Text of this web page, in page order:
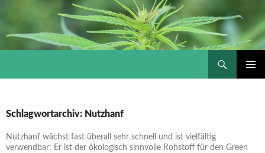
Schlagwortarchiv: Nutzhanf
Nutzhanf wächst fast überall sehr schnell und ist vielfältig
verwendbar: Er ist der ökologisch sinnvolle Rohstoff für den Green